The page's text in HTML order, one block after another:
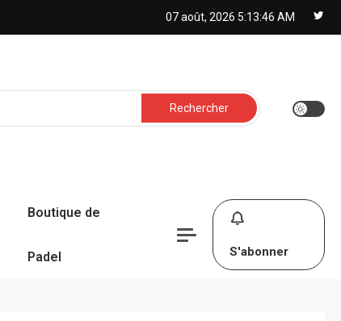
07 août, 2026 5:13:47 AM
Rechercher :
Boutique de
Padel S'abonner